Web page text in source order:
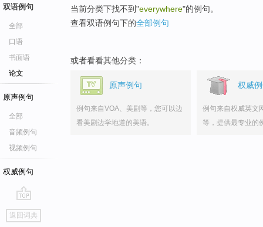
双语例句
全部
口语
书面语
论文
原声例句
全部
音频例句
视频例句
权威例句
go
top
返回词典
当前分类下找不到"everywhere"的例句。
查看双语例句下的全部例句
或者看看其他分类：
原声例句
例句来自VOA、美剧等，您可以边
看美剧边学地道的美语。
权威
例句来自权威英文
等，提供最专业的